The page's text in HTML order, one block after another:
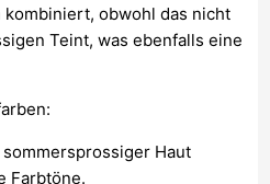
obwohl das nicht
Teint, was ebenfalls eine
Haut
Farbtöne.